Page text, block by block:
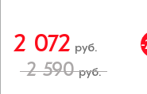
2 072 руб.
2 590 руб.
-